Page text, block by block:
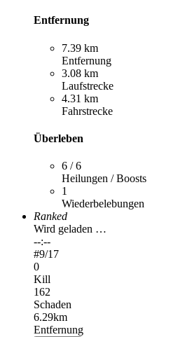
Entfernung
7.39 km
Entfernung
3.08 km
Laufstrecke
4.31 km
Fahrstrecke
Überleben
6 / 6
Heilungen / Boosts
1
Wiederbelebungen
Ranked
Wird geladen …
--:--
#9/17
0
Kill
162
Schaden
6.29km
Entfernung